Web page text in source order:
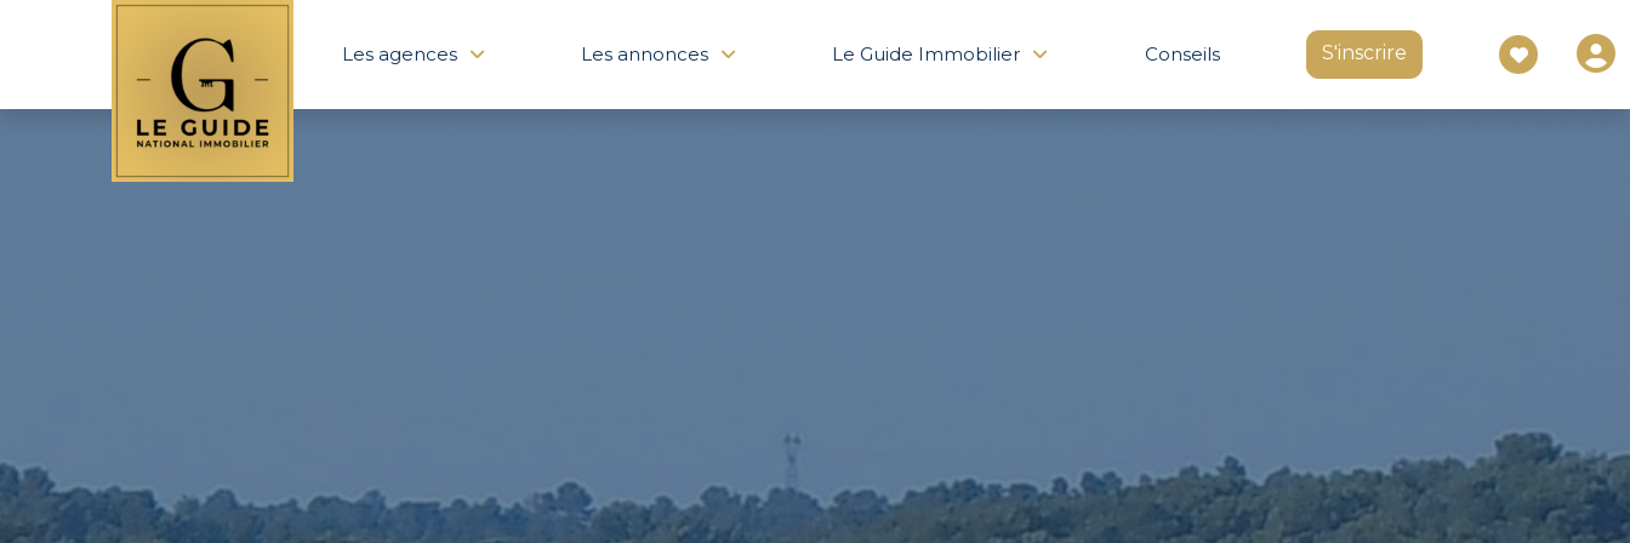
Les agences Les annonces Le Guide Immobilier Conseils S'inscrire